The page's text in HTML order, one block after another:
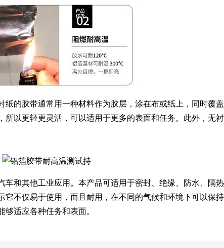
纸的胶带通常用一种材料作为胶层，涂在布或纸上，同时覆
以更轻更灵活，可以适用于更多的表面和任务。此外，无
和其他工业应用。本产品可适用于密封、绝缘、防水、隔
它不仅易于使用，而且耐用，在不同的气候和环境下可以保
适应各种任务和表面。